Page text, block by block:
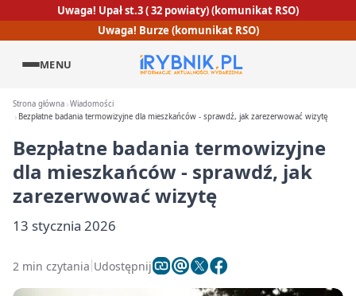
Uwaga! Upał st.3 ( 32 powiaty) (komunikat RSO)
Uwaga! Burze (komunikat RSO)
MENU
Strona główna Wiadomości
Bezpłatne badania termowizyjne dla mieszkańców - sprawdź, jak zarezerwować wizytę
Bezpłatne badania termowizyjne
dla mieszkańców - sprawdź, jak
zarezerwować wizytę
13 stycznia 2026
2 min czytania Udostępnij